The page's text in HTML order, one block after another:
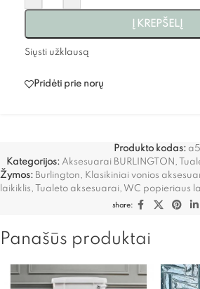
Į KREPŠELĮ
Siųsti užklausą
Pridėti prie norų
Produkto kodas: a5
Kategorijos: Aksesuarai BURLINGTON ,
Žymos: Burlington, Klasikiniai vonios
laikiklis, Tualeto aksesuarai, WC popieriaus
share:
Panašūs produktai